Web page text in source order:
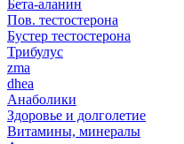
Бета-аланин
Пов. тестостерона
Бустер тестостерона
Трибулус
zma
dhea
Анаболики
Здоровье и долголетие
Витамины, минералы